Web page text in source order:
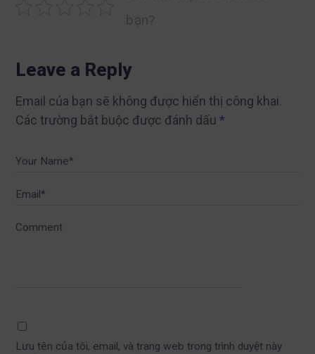
Leave a Reply
Email của bạn sẽ không được hiển thị công khai.
Các trường bắt buộc được đánh dấu*
Your Name*
Email*
Comment
Lưu tên của tôi, email, và trang web trong trình duyệt này